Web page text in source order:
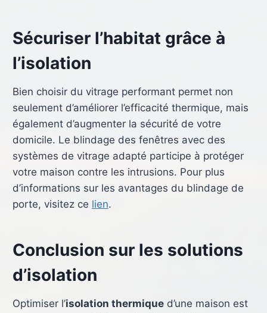
Sécuriser l’habitat grâce à
l’isolation
Bien choisir du vitrage performant permet non
seulement d’améliorer l’efficacité thermique, mais
également d’augmenter la sécurité de votre
domicile. Le blindage des fenêtres avec des
systèmes de vitrage adapté participe à protéger
votre maison contre les intrusions. Pour plus
d’informations sur les avantages du blindage de
porte, visitez ce lien.
Conclusion sur les solutions
d’isolation
Optimiser l’isolation thermiqued’une maison est